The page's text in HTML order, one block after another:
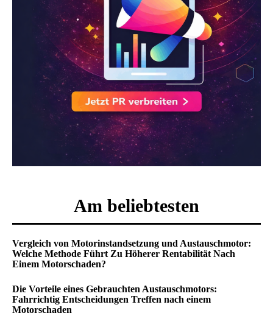
Am beliebtesten
Vergleich von Motorinstandsetzung und Austauschmotor:
Welche Methode Führt Zu Höherer Rentabilität Nach
Einem Motorschaden?
Die Vorteile eines Gebrauchten Austauschmotors:
Fahrrichtig Entscheidungen Treffen nach einem
Motorschaden